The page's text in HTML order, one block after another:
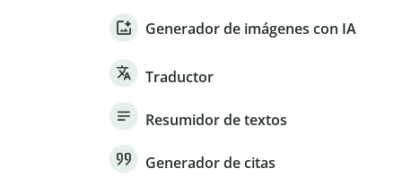
Generador de imágenes con IA
Traductor
Resumidor de textos
Generador de citas